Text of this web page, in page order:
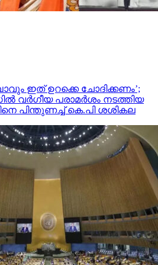
ഇത് ഉറക്കെ ചോദിക്കണം’;
വർഗീയ പരാമർശം നടത്തിയ
പിന്തുണച്ച് കെ.പി ശശികല